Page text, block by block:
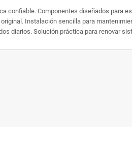
confiable. Componentes diseñados para
Instalación sencilla para
diarios. Solución práctica para renovar